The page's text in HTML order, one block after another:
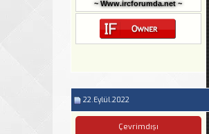
~ Www.ircforumda.net ~
22.Eylül.2022
Çevrimdışı